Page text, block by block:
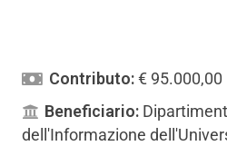
Contributo:€ 95.000,00
Beneficiario:
dell'Informazione